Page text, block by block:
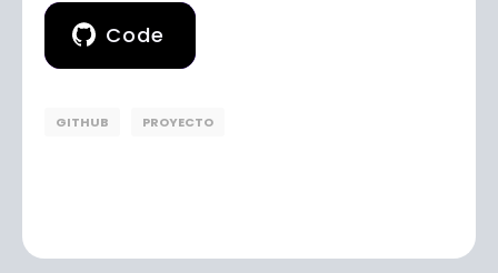
Code
GITHUB PROYECTO